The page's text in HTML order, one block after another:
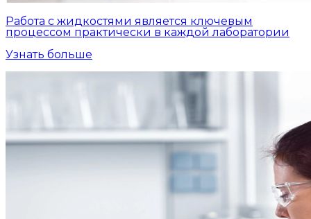
Работа с жидкостями является ключевым
процессом практически в каждой лаборатории
Узнать больше